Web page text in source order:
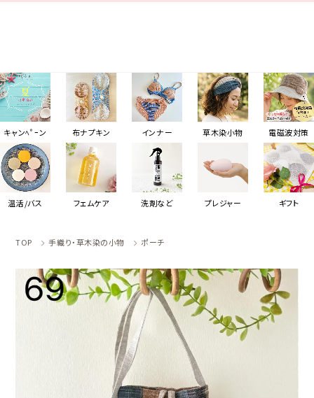
キャンﾍﾟｰン 布ナプキン インナー 草木染小物 電磁波対策
温活/バス フェムケア 洗剤など プレジャー ギフト
TOP 手織り・草木染の小物 ポーチ